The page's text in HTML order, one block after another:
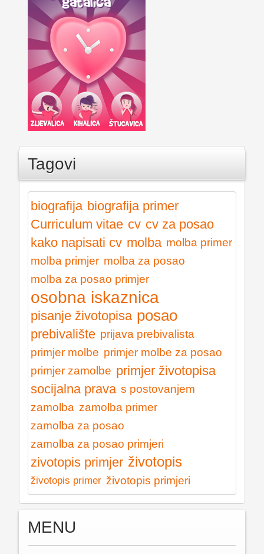
Tagovi
biografija biografija primer
Curriculum vitae cv cv za posao
kako napisati cv molba molba primer
molba primjer molba za posao
molba za posao primjer
osobna iskaznica
pisanje životopisa posao
prebivalište prijava prebivalista
primjer molbe primjer molbe za posao
primjer zamolbe primjer životopisa
socijalna prava s postovanjem
zamolba zamolba primer
zamolba za posao
zamolba za posao primjeri
zivotopis primjer životopis
životopis primer životopis primjeri
MENU